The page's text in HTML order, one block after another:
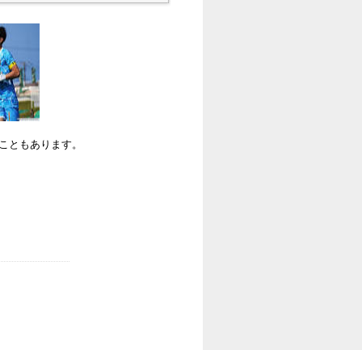
もあります。